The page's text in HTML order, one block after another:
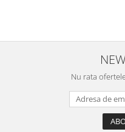
Nu rata